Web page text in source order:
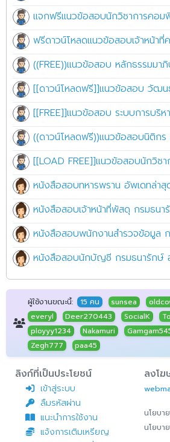
แจกฟรีแนวข้อสอบนักวิชาการคอม
ฟรีดาวน์โหลดแนวข้อสอบเจ้าหน้า
((FREE))แนวข้อสอบ หลักธรรมม
[[ดาวน์โหลดฟรี]]แนวข้อสอบ วัฒน
[[FREE]]แนวข้อสอบ ระบบการบริ
((ดาวน์โหลดฟรี))แนวข้อสอบนิติกร
[[LOAD FREE]]แนวข้อสอบนักวิ
หนังสือสอบทหารพราน อัพเดทล่าสุ
หนังสือสอบเจ้าหน้าที่พัสดุ กรมธน
หนังสือสอบพนักงานสำรวจข้อมูล ก
หนังสือสอบนักบัญชี กรมธนารักษ์
ผู้ใช้งานขณะนี้: 15 คน sunsea
everyl
Deer270443 SocialK
ployyy1234
Nakamuri
Zegh777
paa45
ลิงก์ที่เป็นประโยชน์
เข้าสู่ระบบ
ลืมรหัสผ่าน
แนะนำการใช้งาน
แจ้งการเติมเหรียญ
ลงโ
นโยบา
นโยบา